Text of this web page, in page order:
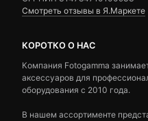
Смотреть отзывы в Я.Маркете
КОРОТКО О НАС
Компания Fotogamma
аксессуаров для
оборудования с 2010 года.
В нашем ассортименте